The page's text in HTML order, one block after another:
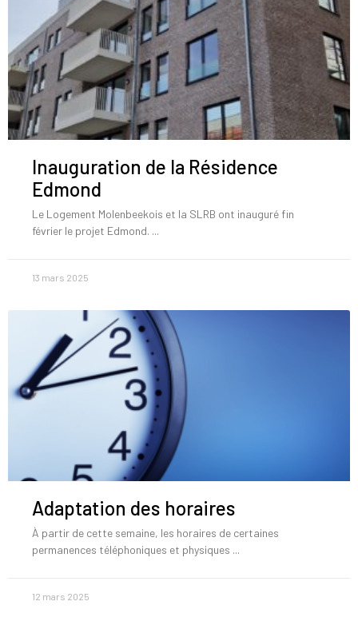
Inauguration de la Résidence
Edmond
Le Logement Molenbeekois et la SLRB ont inauguré fin
février le projet Edmond.
13 mars 2025
Adaptation des horaires
À partir de cette semaine, les horaires de certaines
permanences téléphoniques et physiques
12 mars 2025